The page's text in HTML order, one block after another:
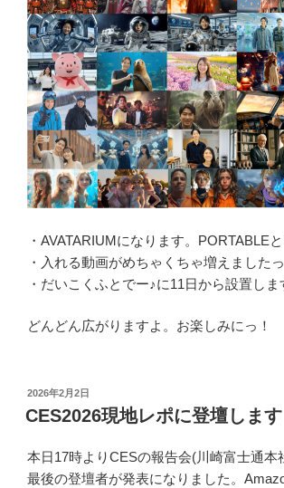
・AVATARIUMになります。PORTABLE
・入れる動画がめちゃくちゃ増えましたっ
・だいこくふとでー♪に11日から設置しま
どんどん広がりますよ。お楽しみにっ！
投
稿
日:
2026年2月2日
CES2026現地レポに登壇します
本日17時よりCESの報告会(川崎富士通本
最後の登壇者が発表になりました。